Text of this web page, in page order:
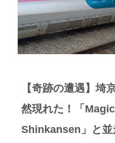
【奇跡の遭遇】埼
然現れた！「
Shinkansen」と並